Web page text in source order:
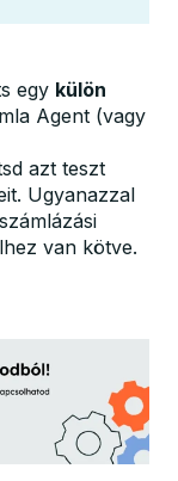
egy külön
Agent (vagy
azt teszt
Ugyanazzal
van kötve.